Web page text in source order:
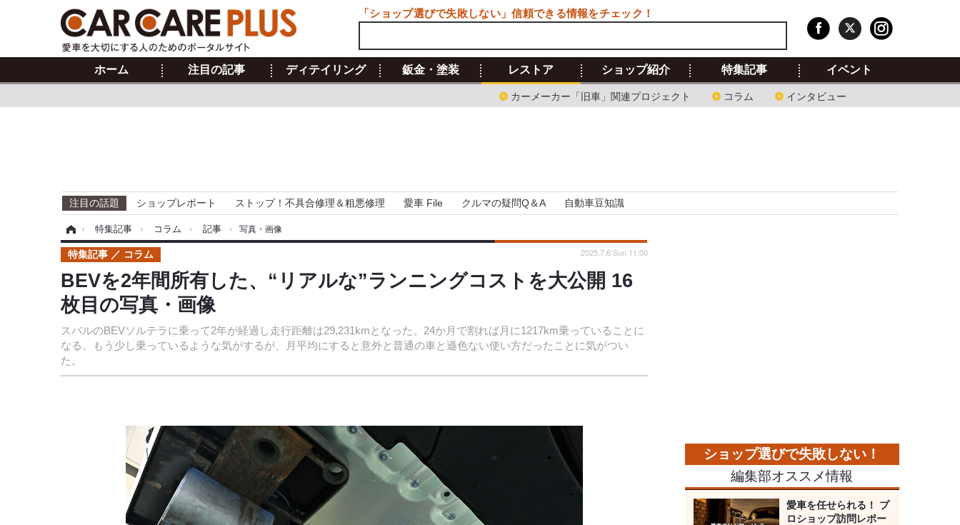
ホーム 注目の記事 ディテイリング 鈑金・塗装 レストア
カーメーカー「旧車」関連プロジェクト コラム インタビュー
ショップ紹介 特集記事 イベント
注目の話題 ショップレポート ストップ！不具合修理＆粗悪修理 愛車 File クルマの疑問Q＆A 自動車豆知識
› 特集記事 › コラム › 記事 › 写真・画像
BEVを2年間所有した、“リアルな”ランニングコストを大公開 16
枚目の写真・画像
スバルのBEVソルテラに乗って2年が経過し走行距離は29,231kmとなった。24か月で割れば月に1217km乗っていることに
なる。もう少し乗っているような気がするが、月平均にすると意外と普通の車と遜色ない使い方だったことに気がつい
た。
特集記事 コラム 2025.7.6 Sun 11:00
編集部オススメ情報
愛車を任せられる！ プ
ロショップ訪問レポー
「ショップ選びで失敗しない」信頼できる情報をチェック！